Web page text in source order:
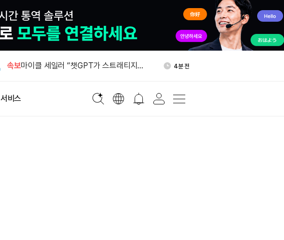
속보
그레이스케일 XRP 신탁, 상반기 1억
21분 전
마이클 세일러 “챗GPT가 스트래티지
4분 전
이 엔터프라이즈' 내놨다
서비스